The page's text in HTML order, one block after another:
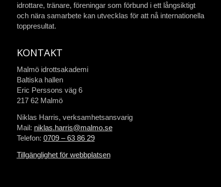
idrottare, tränare, föreningar som förbund i ett långsiktigt
och nära samarbete kan utvecklas för att nå internationella
toppresultat.
KONTAKT
Malmö idrottsakademi
Baltiska hallen
Eric Perssons väg 6
217 62 Malmö
Niklas Harris, verksamhetsansvarig
Mail: niklas.harris@malmo.se
Telefon: 0709 – 63 86 29
Tillgänglighet för webbplatsen